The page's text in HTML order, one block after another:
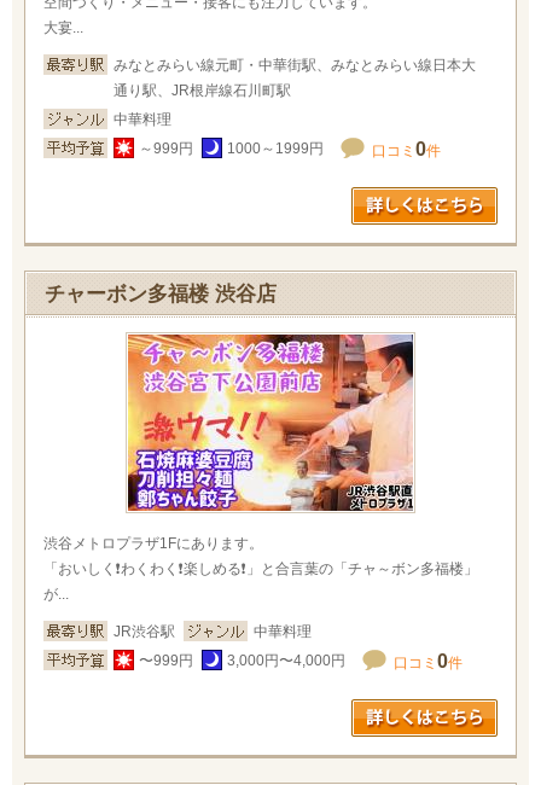
大宴...
みなとみらい線元町・中華街駅、みなとみらい線日本大
通り駅、JR根岸線石川町駅
中華料理
～999円
1000～1999円 口コミ 0件
チャーボン多福楼 渋谷店
渋谷メトロプラザ1Fにあります。
「おいしく❗わくわく❗楽しめる❗」と合言葉の「チャ～ボン多福楼」
が...
JR渋谷駅
中華料理
〜999円
3,000円〜4,000円 口コミ 0件